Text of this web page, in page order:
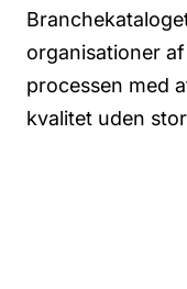
organisationer
processen med
kvalitet uden